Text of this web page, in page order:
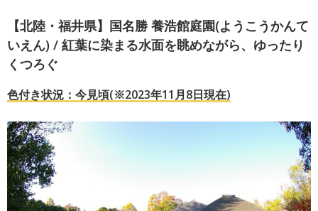
【北陸・福井県】国名勝 養浩館庭園(ようこうかんて
いえん) / 紅葉に染まる水面を眺めながら、ゆったり
くつろぐ
色付き状況：今見頃(※2023年11月8日現在)